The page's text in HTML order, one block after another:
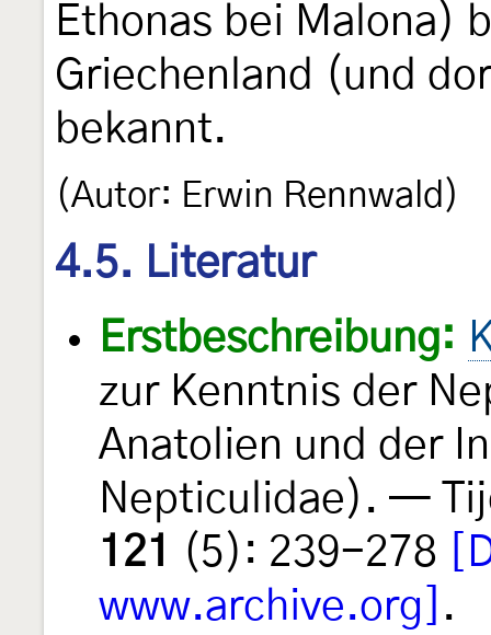
Ethonas bei Malona)
Griechenland (und
bekannt.
(Autor: Erwin Rennwald)
4.5. Literatur
Erstbeschreibung:
zur Kenntnis der
Anatolien und der
Nepticulidae). —
121
(5): 239-278
www.archive.org]
.